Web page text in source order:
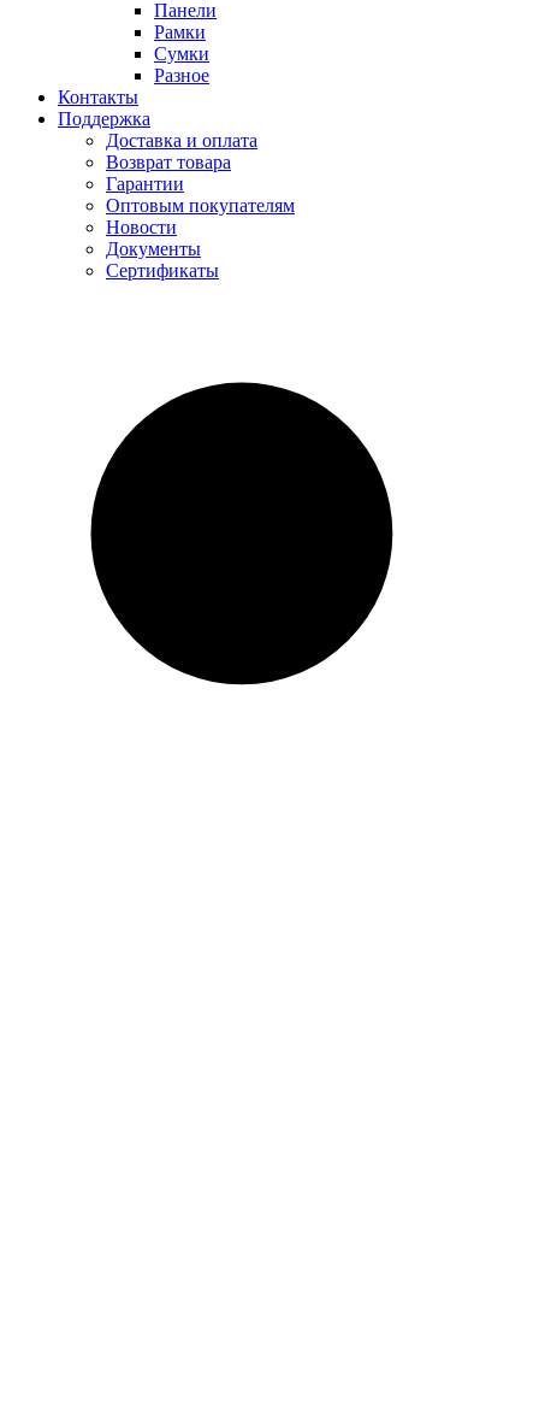
Панели
Рамки
Сумки
Разное
Контакты
Поддержка
Доставка и оплата
Возврат товара
Гарантии
Оптовым покупателям
Новости
Документы
Сертификаты